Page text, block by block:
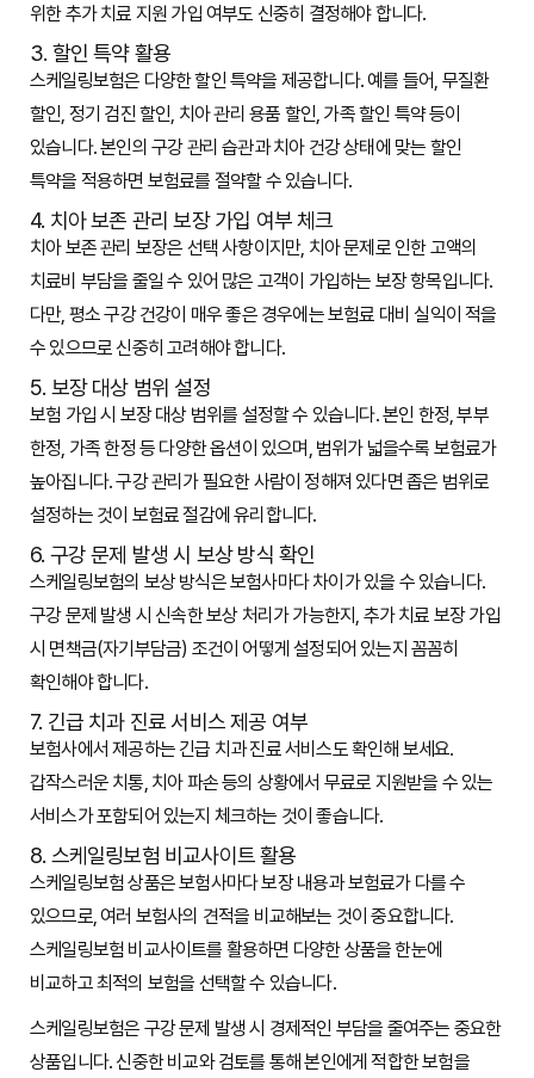
위한 추가 치료 지원 가입 여부도 신중히 결정해야 합니다.
3. 할인 특약 활용
스케일링보험은 다양한 할인 특약을 제공합니다. 예를 들어, 무질환
할인, 정기 검진 할인, 치아 관리 용품 할인, 가족 할인 특약 등이
있습니다. 본인의 구강 관리 습관과 치아 건강 상태에 맞는 할인
특약을 적용하면 보험료를 절약할 수 있습니다.
4. 치아 보존 관리 보장 가입 여부 체크
치아 보존 관리 보장은 선택 사항이지만, 치아 문제로 인한 고액의
치료비 부담을 줄일 수 있어 많은 고객이 가입하는 보장 항목입니다.
다만, 평소 구강 건강이 매우 좋은 경우에는 보험료 대비 실익이 적을
수 있으므로 신중히 고려해야 합니다.
5. 보장 대상 범위 설정
보험 가입 시 보장 대상 범위를 설정할 수 있습니다. 본인 한정, 부부
한정, 가족 한정 등 다양한 옵션이 있으며, 범위가 넓을수록 보험료가
높아집니다. 구강 관리가 필요한 사람이 정해져 있다면 좁은 범위로
설정하는 것이 보험료 절감에 유리합니다.
6. 구강 문제 발생 시 보상 방식 확인
스케일링보험의 보상 방식은 보험사마다 차이가 있을 수 있습니다.
구강 문제 발생 시 신속한 보상 처리가 가능한지, 추가 치료 보장 가입
시 면책금(자기부담금) 조건이 어떻게 설정되어 있는지 꼼꼼히
확인해야 합니다.
7. 긴급 치과 진료 서비스 제공 여부
보험사에서 제공하는 긴급 치과 진료 서비스도 확인해 보세요.
갑작스러운 치통, 치아 파손 등의 상황에서 무료로 지원받을 수 있는
서비스가 포함되어 있는지 체크하는 것이 좋습니다.
8. 스케일링보험 비교사이트 활용
스케일링보험 상품은 보험사마다 보장 내용과 보험료가 다를 수
있으므로, 여러 보험사의 견적을 비교해보는 것이 중요합니다.
스케일링보험 비교사이트를 활용하면 다양한 상품을 한눈에
비교하고 최적의 보험을 선택할 수 있습니다.
스케일링보험은 구강 문제 발생 시 경제적인 부담을 줄여주는 중요한
상품입니다. 신중한 비교와 검토를 통해 본인에게 적합한 보험을